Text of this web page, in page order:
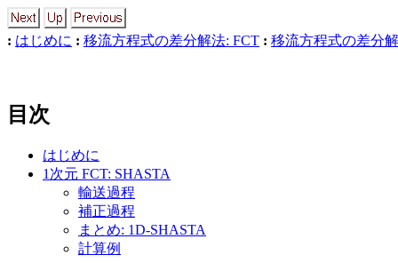
: はじめに : 移流方程式の差分解法: FCT : 移流方程式の差分
目次
はじめに
1次元 FCT: SHASTA
輸送過程
補正過程
まとめ: 1D-SHASTA
計算例